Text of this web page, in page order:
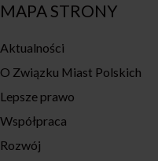
MAPA STRONY
Aktualności
O Związku Miast Polskich
Lepsze prawo
Współpraca
Rozwój